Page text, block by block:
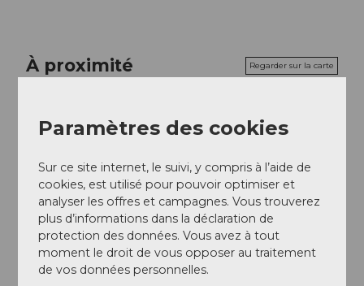
À proximité Regarder sur la carte
Evénement
Emplacement de l'événement
Ligschwil
6280 Hochdorf
Website
Paramètres des cookies
Sur ce site internet, le suivi, y compris à l’aide de
cookies, est utilisé pour pouvoir optimiser et
analyser les offres et campagnes. Vous trouverez
plus d’informations dans la déclaration de
protection des données. Vous avez à tout
moment le droit de vous opposer au traitement
de vos données personnelles.